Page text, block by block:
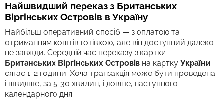
Найшвидший переказ з Британських
Віргінських Островів в Україну
Найбільш оперативний спосіб — з оплатою та
отриманням коштів готівкою, але він доступний далеко
не завжди. Середній час переказу з картки
Британських Віргінських Островів на картку України
сягає 1-2 години. Хоча транзакція може бути проведена
і швидше, за 5-30 хвилин, і довше, наступного
календарного дня.